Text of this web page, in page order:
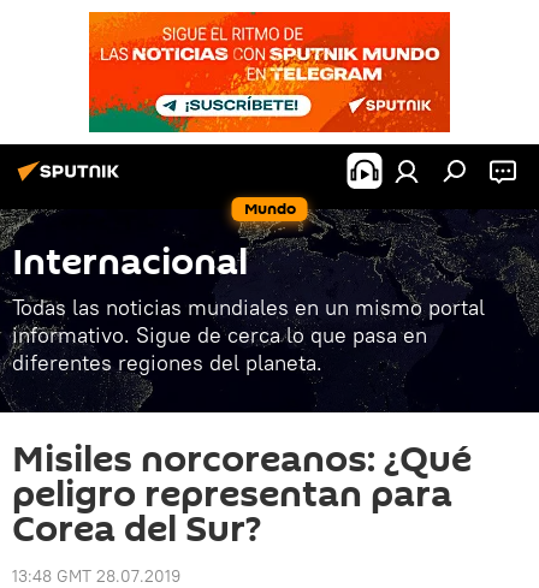
Mundo
Internacional
Todas las noticias mundiales en un mismo portal
informativo. Sigue de cerca lo que pasa en
diferentes regiones del planeta.
Misiles norcoreanos: ¿Qué
peligro representan para
Corea del Sur?
13:48 GMT 28.07.2019